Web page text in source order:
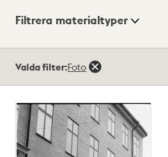
Visningsläge
Filtrera materialtyper
träffar
Valda filter:Foto